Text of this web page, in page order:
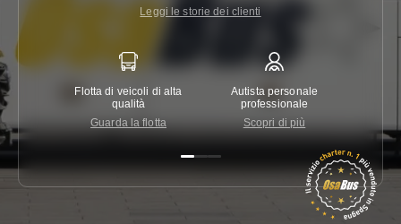
Leggi le storie dei clienti
Flotta di veicoli di alta
qualità
Guarda la flotta
Autista personale
professionale
Scopri di più